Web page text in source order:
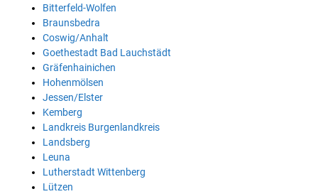
Bitterfeld-Wolfen
Braunsbedra
Coswig/Anhalt
Goethestadt Bad Lauchstädt
Gräfenhainichen
Hohenmölsen
Jessen/Elster
Kemberg
Landkreis Burgenlandkreis
Landsberg
Leuna
Lutherstadt Wittenberg
Lützen